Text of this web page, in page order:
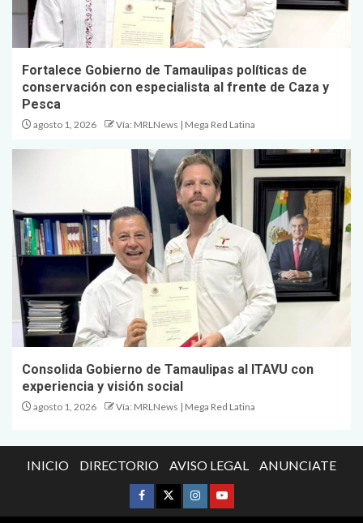
Fortalece Gobierno de Tamaulipas políticas de
conservación con especialista al frente de Caza y
Pesca
agosto 1, 2026 Vía: MRLNews | Mega Red Latina
Consolida Gobierno de Tamaulipas al ITAVU con
experiencia y visión social
agosto 1, 2026 Vía: MRLNews | Mega Red Latina
INICIO DIRECTORIO AVISO LEGAL ANUNCIATE